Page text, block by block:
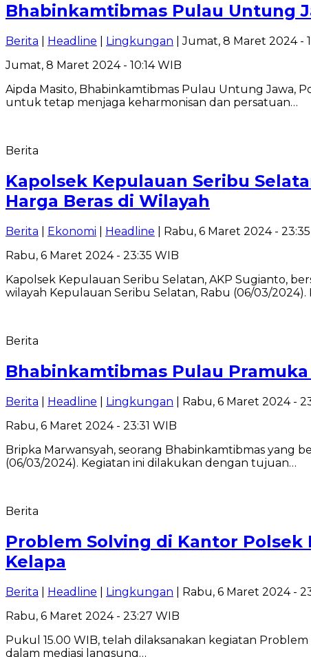
Bhabinkamtibmas Pulau Untung
Berita Headline Lingkungan | Jumat, 8 Maret 2024 -
Jumat, 8 Maret 2024 - 10:14 WIB
Aipda Masito, Bhabinkamtibmas Pulau Untung Jawa,
untuk tetap menjaga keharmonisan dan persatuan…
Berita
Kapolsek Kepulauan Seribu
Harga Beras di Wilayah
Berita Ekonomi Headline | Rabu, 6 Maret 2024 -
Rabu, 6 Maret 2024 - 23:35 WIB
Kapolsek Kepulauan Seribu Selatan, AKP Sugianto,
wilayah Kepulauan Seribu Selatan, Rabu (06/03/2024).
Berita
Bhabinkamtibmas Pulau
Berita Headline Lingkungan | Rabu, 6 Maret 2024 -
Rabu, 6 Maret 2024 - 23:31 WIB
Bripka Marwansyah, seorang Bhabinkamtibmas yang
(06/03/2024). Kegiatan ini dilakukan dengan tujuan…
Berita
Problem Solving di Kantor
Kelapa
Berita Headline Lingkungan | Rabu, 6 Maret 2024 -
Rabu, 6 Maret 2024 - 23:27 WIB
Pukul 15.00 WIB, telah dilaksanakan kegiatan
dalam mediasi langsung…